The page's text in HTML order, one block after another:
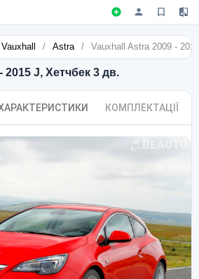
Vauxhall / Astra / Vauxhall Astra 2009 -
2015 J, Хетчбек 3 дв.
КОМПЛЕКТАЦІЇ